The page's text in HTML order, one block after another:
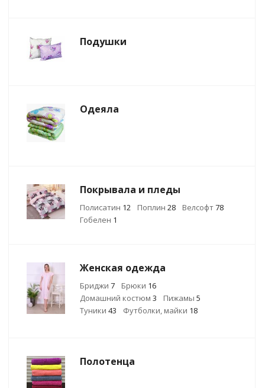
Подушки
Одеяла
Покрывала и пледы
Полисатин 12 Поплин 28 Велсофт78
Гобелен 1
Женская одежда
Бриджи 7 Брюки 16
Домашний костюм 3 Пижамы 5
Туники 43 Футболки, майки 18
Полотенца